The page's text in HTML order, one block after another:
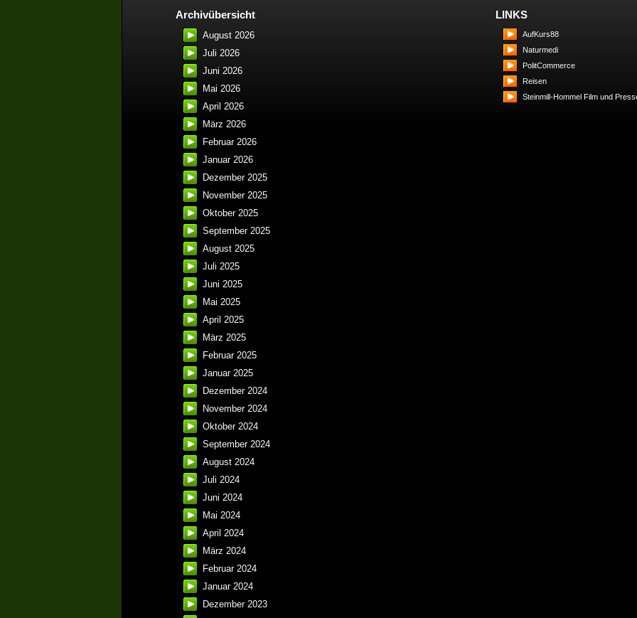
Archivübersicht
August 2026
Juli 2026
Juni 2026
Mai 2026
April 2026
März 2026
Februar 2026
Januar 2026
Dezember 2025
November 2025
Oktober 2025
September 2025
August 2025
Juli 2025
Juni 2025
Mai 2025
April 2025
März 2025
Februar 2025
Januar 2025
Dezember 2024
November 2024
Oktober 2024
September 2024
August 2024
Juli 2024
Juni 2024
Mai 2024
April 2024
März 2024
Februar 2024
Januar 2024
Dezember 2023
LINKS
AufKurs88
Naturmedi
PolitCommerce
Reisen
Steinmill-Hommel Film und